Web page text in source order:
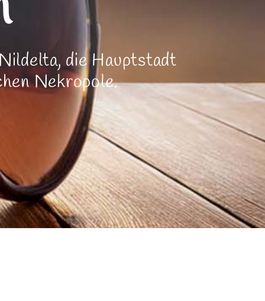
die Hauptstadt
Nekropole.